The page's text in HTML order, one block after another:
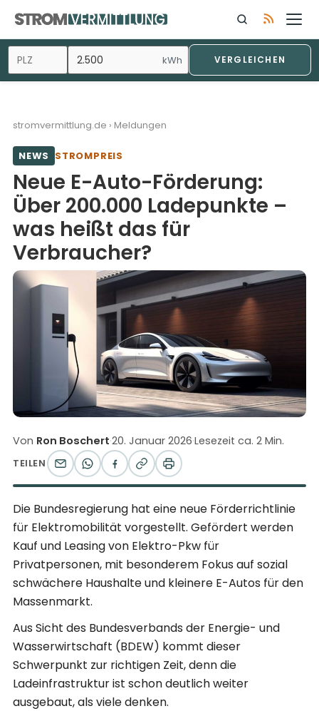
Inhalt
springen
kWh VERGLEICHEN
stromvermittlung.de › Meldungen
NEWS STROMPREIS
Neue E-Auto-Förderung:
Über 200.000 Ladepunkte –
was heißt das für
Verbraucher?
Von Ron Boschert·20. Januar 2026·Lesezeit ca. 2 Min.
TEILEN
Die Bundesregierung hat eine neue Förderrichtlinie
für Elektromobilität vorgestellt. Gefördert werden
Kauf und Leasing von Elektro-Pkw für
Privatpersonen, mit besonderem Fokus auf sozial
schwächere Haushalte und kleinere E-Autos für den
Massenmarkt.
Aus Sicht des Bundesverbands der Energie- und
Wasserwirtschaft (BDEW) kommt dieser
Schwerpunkt zur richtigen Zeit, denn die
Ladeinfrastruktur ist schon deutlich weiter
ausgebaut, als viele denken.